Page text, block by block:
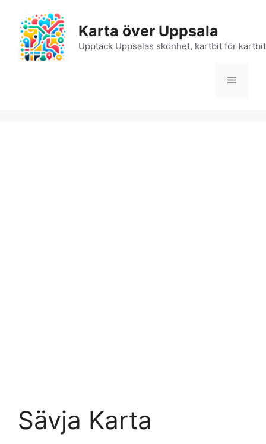
innehåll
Karta över Uppsala
Upptäck Uppsalas skönhet, kartbit för kartbit
Meny
Sävja Karta